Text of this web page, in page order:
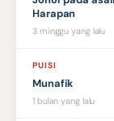
Harapan
3 minggu yang lalu
PUISI
Munafik
1 bulan yang lalu